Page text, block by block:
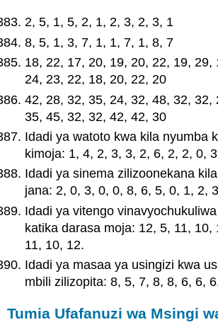
2, 5, 1, 5, 2, 1, 2, 3, 2, 3, 1
8, 5, 1, 3, 7, 1, 1, 7, 1, 8, 7
18, 22, 17, 20, 19, 20, 22, 19, 29,
24, 23, 22, 18, 20, 22, 20
42, 28, 32, 35, 24, 32, 48, 32, 32,
35, 45, 32, 32, 42, 42, 30
Idadi ya watoto kwa kila nyumba
kimoja: 1, 4, 2, 3, 3, 2, 6, 2, 2, 0,
Idadi ya sinema zilizoonekana
jana: 2, 0, 3, 0, 0, 8, 6, 5, 0, 1, 2,
Idadi ya vitengo
katika darasa moja: 12, 5, 11, 10,
11, 10, 12.
Idadi ya masaa ya usingizi kwa
mbili zilizopita: 8, 5, 7, 8, 8, 6, 6,
Tumia Ufafanuzi wa Msingi